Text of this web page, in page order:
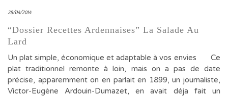
28/04/2014
“Dossier Recettes Ardennaises” La Salade Au
Lard
Un plat simple, économique et adaptable à vos envies Ce
plat traditionnel remonte à loin, mais on a pas de date
précise, apparemment on en parlait en 1899, un journaliste,
Victor-Eugène Ardouin-Dumazet, en avait déja fait un